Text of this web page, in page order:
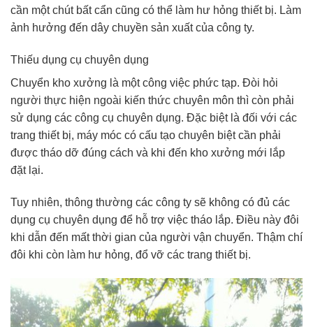
cần một chút bất cẩn cũng có thể làm hư hỏng thiết bị. Làm
ảnh hưởng đến dây chuyền sản xuất của công ty.
Thiếu dụng cụ chuyên dụng
Chuyển kho xưởng là một công việc phức tạp. Đòi hỏi
người thực hiện ngoài kiến thức chuyên môn thì còn phải
sử dụng các công cụ chuyên dụng. Đặc biệt là đối với các
trang thiết bị, máy móc có cấu tạo chuyên biệt cần phải
được tháo dỡ đúng cách và khi đến kho xưởng mới lắp
đặt lại.
Tuy nhiên, thông thường các công ty sẽ không có đủ các
dụng cụ chuyên dụng để hỗ trợ việc tháo lắp. Điều này đôi
khi dẫn đến mất thời gian của người vận chuyển. Thậm chí
đôi khi còn làm hư hỏng, đổ vỡ các trang thiết bị.